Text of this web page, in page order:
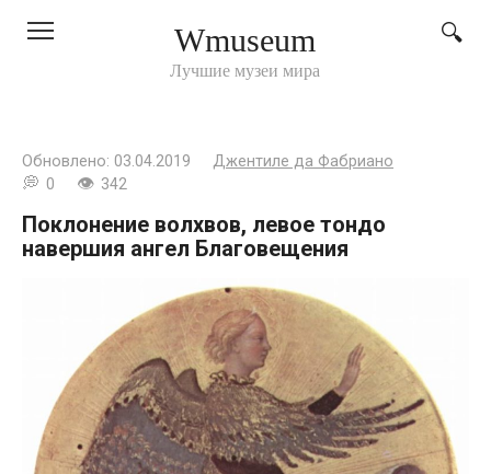
Wmuseum
Лучшие музеи мира
Обновлено: 03.04.2019
Джентиле да Фабриано
0
342
Поклонение волхвов, левое тондо
навершия ангел Благовещения